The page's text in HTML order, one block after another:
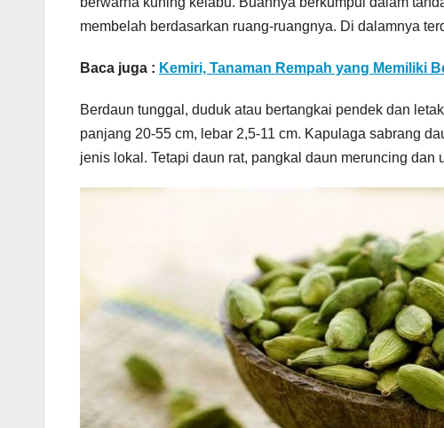
membelah berdasarkan ruang-ruangnya. Di dalamnya
Baca juga : Kemiri, Tanaman Rempah yang Memiliki
Berdaun tunggal, duduk atau bertangkai pendek dan
panjang 20-55 cm, lebar 2,5-11 cm. Kapulaga sabrang
jenis lokal. Tetapi daun rat, pangkal daun meruncing